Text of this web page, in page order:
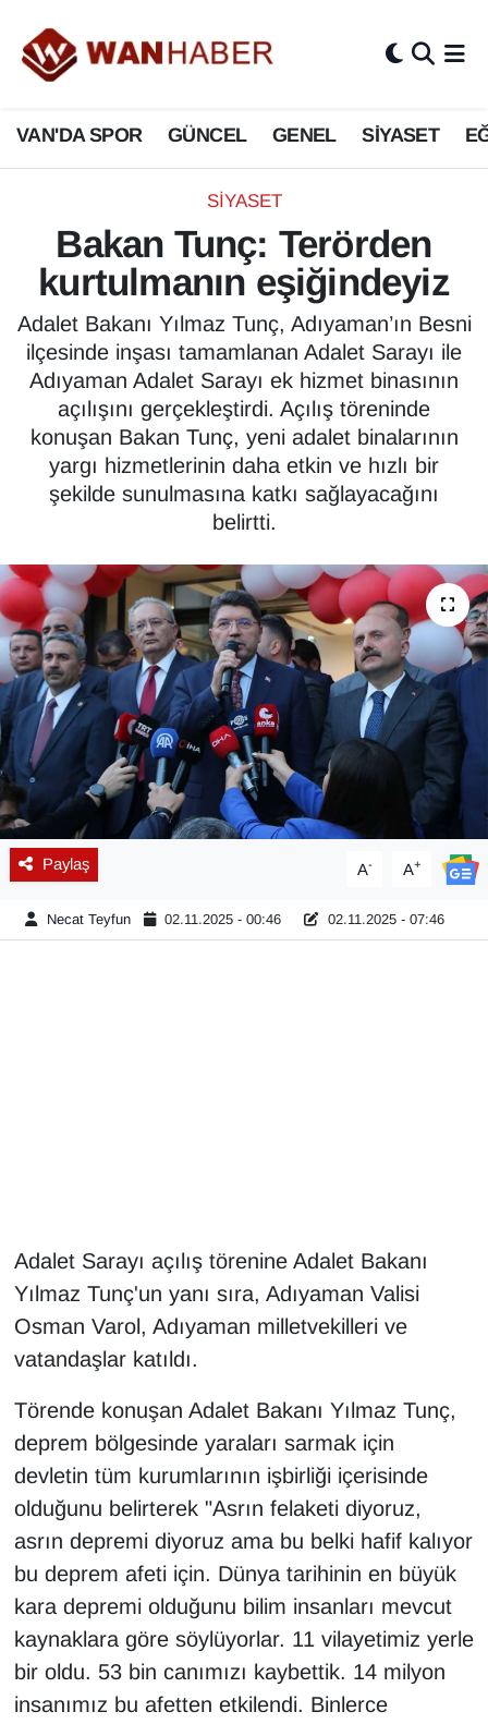
VAN'DA SPOR GÜNCEL GENEL SİYASET
SİYASET
Bakan Tunç: Terörden
kurtulmanın eşiğindeyiz
Adalet Bakanı Yılmaz Tunç, Adıyaman’ın Besni
ilçesinde inşası tamamlanan Adalet Sarayı ile
Adıyaman Adalet Sarayı ek hizmet binasının
açılışını gerçekleştirdi. Açılış töreninde
konuşan Bakan Tunç, yeni adalet binalarının
yargı hizmetlerinin daha etkin ve hızlı bir
şekilde sunulmasına katkı sağlayacağını
belirtti.
Paylaş A- A+
Necat Teyfun 02.11.2025 - 00:46 02.11.2025 - 07:46
Adalet Sarayı açılış törenine Adalet Bakanı
Yılmaz Tunç'un yanı sıra, Adıyaman Valisi
Osman Varol, Adıyaman milletvekilleri ve
vatandaşlar katıldı.
Törende konuşan Adalet Bakanı Yılmaz Tunç,
deprem bölgesinde yaraları sarmak için
devletin tüm kurumlarının işbirliği içerisinde
olduğunu belirterek "Asrın felaketi diyoruz,
asrın depremi diyoruz ama bu belki hafif kalıyor
bu deprem afeti için. Dünya tarihinin en büyük
kara depremi olduğunu bilim insanları mevcut
kaynaklara göre söylüyorlar. 11 vilayetimiz yerle
bir oldu. 53 bin canımızı kaybettik. 14 milyon
insanımız bu afetten etkilendi. Binlerce
3.SAYFA
ASAYİŞ
BİLİM VE TEKNOLOJİ
Biyografi
ÇEVRE
Deprem
Dernekler, Odalar
DÜNYA
EĞİTİM
EKONOMİ
Eleman
Emlak
En çok konuşulanlar
GENEL
Kadın
Kamu Alımları
Kim Kimdir?
Kültür & Sanat
KURDÎ
MAGAZİN
MEDYA
ONE EKONOMİ
POLİTİKA
Van Nöbetçi Eczaneler
Van Hava Durumu
Van Namaz Vakitleri
Van Trafik Yoğunluk Haritası
Süper Lig Puan Durumu ve Fikstür
Tüm Manşetler
Son Dakika Haberleri
Haber Arşivi